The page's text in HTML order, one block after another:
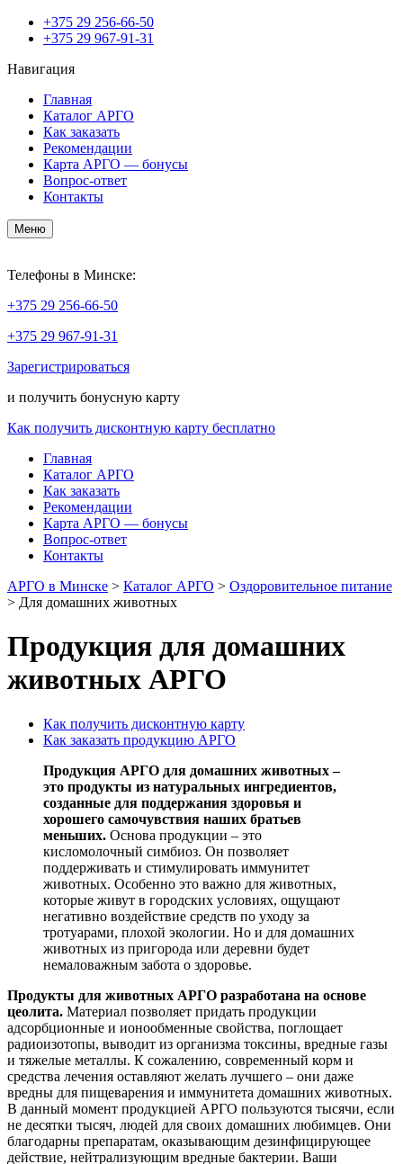
+375 29 256-66-50
+375 29 967-91-31
Навигация
Главная
Каталог АРГО
Как заказать
Рекомендации
Карта АРГО — бонусы
Вопрос-ответ
Контакты
Меню
Телефоны в Минске:
+375 29 256-66-50
+375 29 967-91-31
Зарегистрироваться
и получить бонусную карту
Как получить дисконтную карту бесплатно
Главная
Каталог АРГО
Как заказать
Рекомендации
Карта АРГО — бонусы
Вопрос-ответ
Контакты
АРГО в Минске > Каталог АРГО > Оздоровительное питание
> Для домашних животных
Продукция для домашних
животных АРГО
Как получить дисконтную карту
Как заказать продукцию АРГО
Продукция АРГО для домашних животных –
это продукты из натуральных ингредиентов,
созданные для поддержания здоровья и
хорошего самочувствия наших братьев
меньших. Основа продукции – это
кисломолочный симбиоз. Он позволяет
поддерживать и стимулировать иммунитет
животных. Особенно это важно для животных,
которые живут в городских условиях, ощущают
негативно воздействие средств по уходу за
тротуарами, плохой экологии. Но и для домашних
животных из пригорода или деревни будет
немаловажным забота о здоровье.
Продукты для животных АРГО разработана на основе
цеолита. Материал позволяет придать продукции
адсорбционные и ионообменные свойства, поглощает
радиоизотопы, выводит из организма токсины, вредные газы
и тяжелые металлы. К сожалению, современный корм и
средства лечения оставляют желать лучшего – они даже
вредны для пищеварения и иммунитета домашних животных.
В данный момент продукцией АРГО пользуются тысячи, если
не десятки тысяч, людей для своих домашних любимцев. Они
благодарны препаратам, оказывающим дезинфицирующее
действие, нейтрализующим вредные бактерии. Ваши